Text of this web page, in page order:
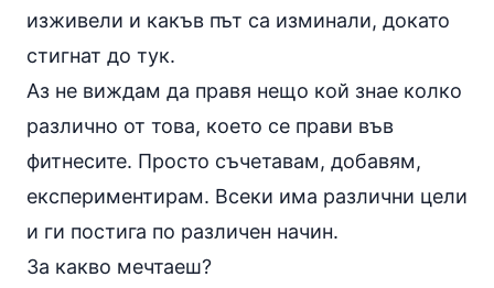
изживели и какъв път са изминали, докато
стигнат до тук.
Аз не виждам да правя нещо кой знае колко
различно от това, което се прави във
фитнесите. Просто съчетавам, добавям,
експериментирам. Всеки има различни цели
и ги постига по различен начин.
За какво мечтаеш?